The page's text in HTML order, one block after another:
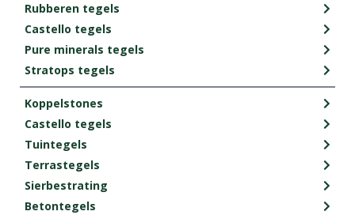
Rubberen tegels
Castello tegels
Pure minerals tegels
Stratops tegels
Koppelstones
Castello tegels
Tuintegels
Terrastegels
Sierbestrating
Betontegels